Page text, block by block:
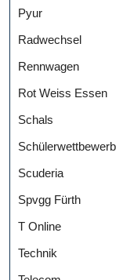
Pyur
Radwechsel
Rennwagen
Rot Weiss Essen
Schals
Schülerwettbewerb
Scuderia
Spvgg Fürth
T Online
Technik